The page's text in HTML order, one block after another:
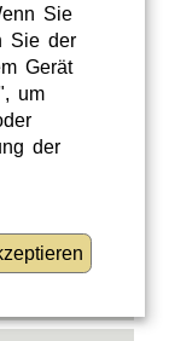
Sie
Sie der
Gerät
um
der